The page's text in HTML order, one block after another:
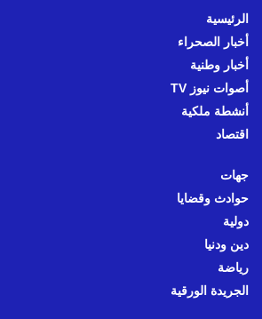
الرئيسية
أخبار الصحراء
أخبار وطنية
أصوات نيوز TV
أنشطة ملكية
اقتصاد
جهات
حوادث وقضايا
دولية
دين ودنيا
رياضة
الجريدة الورقية